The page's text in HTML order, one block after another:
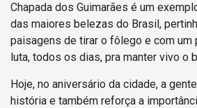
Chapada dos Guimarães é um
das maiores belezas do Brasil,
paisagens de tirar o fôlego e com um
luta, todos os dias, pra manter vivo o
Hoje, no aniversário da cidade, a
história e também reforça a